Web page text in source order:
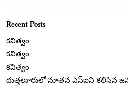
Recent Posts
కవిత్వం
కవిత్వం
కవిత్వం
దుత్తలూరులో నూతన ఎస్‌ఐని కలిసిన